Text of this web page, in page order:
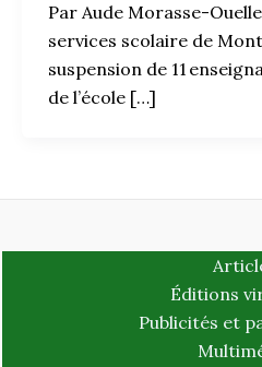
Par Aude Morasse-
services scolaire de
suspension de 11
de l’école […]
Éditions
Publicités et